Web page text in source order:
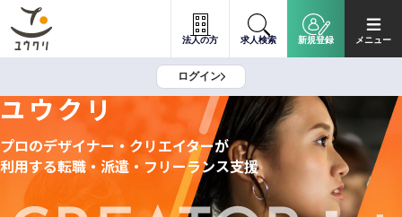
法人の方 求人検索 新規登録 メニュー
ログイン
ユウクリ
プロのデザイナー・クリエイターが
利用する転職・派遣・フリーランス支援